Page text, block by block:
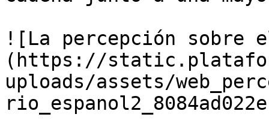
![La percepción sobre
(https://
uploads/assets/